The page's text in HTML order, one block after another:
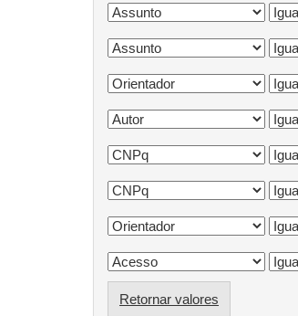
Retornar valores